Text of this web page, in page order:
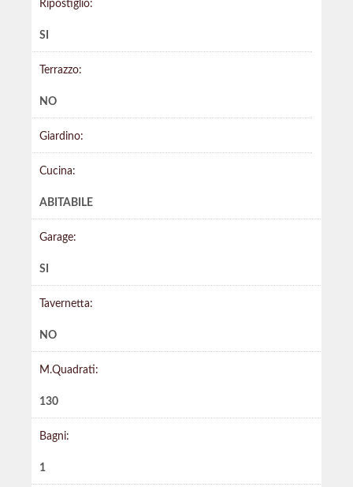
Ripostiglio:
SI
Terrazzo:
NO
Giardino:
Cucina:
ABITABILE
Garage:
SI
Tavernetta:
NO
M.Quadrati:
130
Bagni:
1